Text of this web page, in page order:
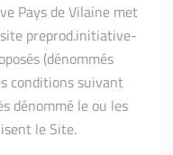
Pays de Vilaine met
preprod.initiative-
(dénommés
conditions suivant
dénommé le ou les
le Site.